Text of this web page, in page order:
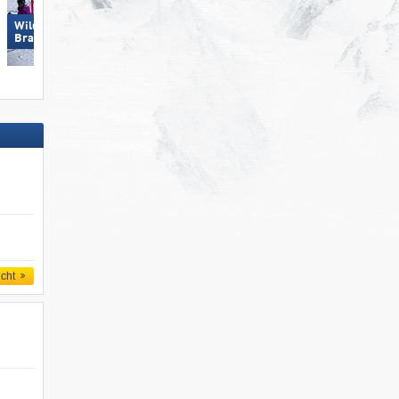
Wildkogel – Neukirchen/​
Bramberg
Turracher Höhe